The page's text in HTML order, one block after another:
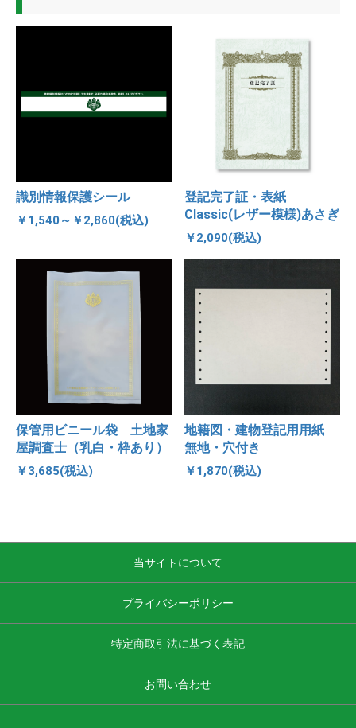
識別情報保護シール
￥1,540～￥2,860(税込)
登記完了証・表紙
Classic(レザー模様)あさぎ
￥2,090(税込)
保管用ビニール袋 土地家
屋調査士（乳白・枠あり）
￥3,685(税込)
地籍図・建物登記用用紙
無地・穴付き
￥1,870(税込)
当サイトについて
プライバシーポリシー
特定商取引法に基づく表記
お問い合わせ